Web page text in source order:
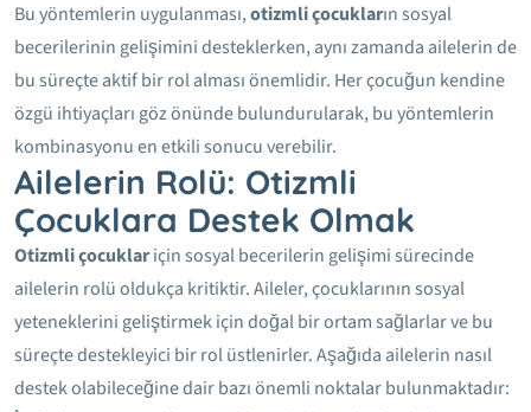
Bu yöntemlerin uygulanması,otizmli çocukların sosyal
becerilerinin gelişimini desteklerken, aynı zamanda ailelerin de
bu süreçte aktif bir rol alması önemlidir. Her çocuğun kendine
özgü ihtiyaçları göz önünde bulundurularak, bu yöntemlerin
kombinasyonu en etkili sonucu verebilir.
Ailelerin Rolü: Otizmli
Çocuklara Destek Olmak
Otizmli çocuklariçin sosyal becerilerin gelişimi sürecinde
ailelerin rolü oldukça kritiktir. Aileler, çocuklarının sosyal
yeteneklerini geliştirmek için doğal bir ortam sağlarlar ve bu
süreçte destekleyici bir rol üstlenirler. Aşağıda ailelerin nasıl
destek olabileceğine dair bazı önemli noktalar bulunmaktadır: